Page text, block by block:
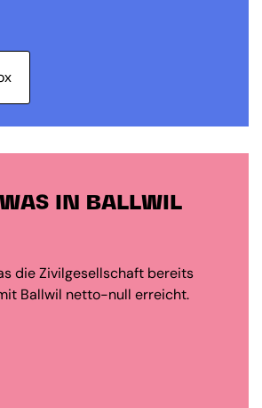
WAS IN BALLWIL
die Zivilgesellschaft bereits
Ballwil netto-null erreicht.